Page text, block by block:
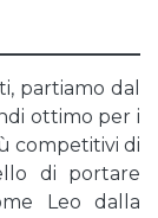
partiamo dal
ottimo per i
competitivi di
di portare
Leo dalla